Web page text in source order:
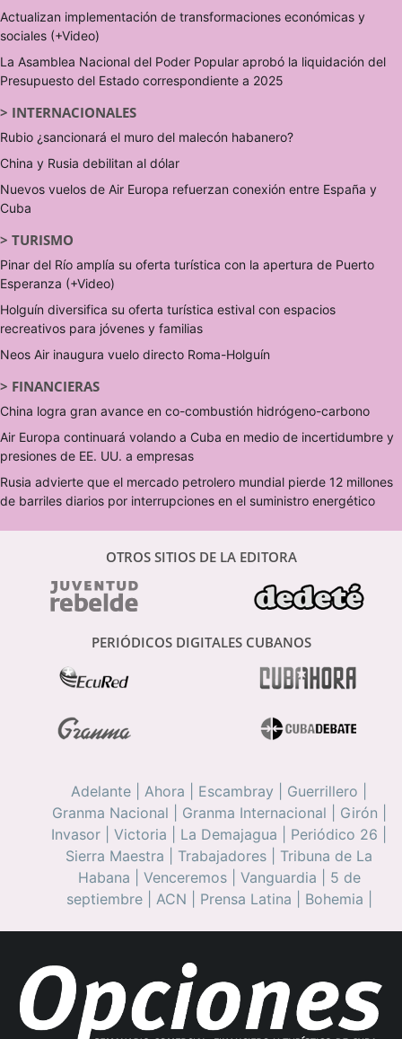
Actualizan implementación de transformaciones económicas y
sociales (+Video)
La Asamblea Nacional del Poder Popular aprobó la liquidación del
Presupuesto del Estado correspondiente a 2025
> INTERNACIONALES
Rubio ¿sancionará el muro del malecón habanero?
China y Rusia debilitan al dólar
Nuevos vuelos de Air Europa refuerzan conexión entre España y
Cuba
> TURISMO
Pinar del Río amplía su oferta turística con la apertura de Puerto
Esperanza (+Video)
Holguín diversifica su oferta turística estival con espacios
recreativos para jóvenes y familias
Neos Air inaugura vuelo directo Roma-Holguín
> FINANCIERAS
China logra gran avance en co-combustión hidrógeno-carbono
Air Europa continuará volando a Cuba en medio de incertidumbre y
presiones de EE. UU. a empresas
Rusia advierte que el mercado petrolero mundial pierde 12 millones
de barriles diarios por interrupciones en el suministro energético
OTROS SITIOS DE LA EDITORA
PERIÓDICOS DIGITALES CUBANOS
Adelante Ahora Escambray Guerrillero
Granma Nacional
Granma Internacional Girón
Invasor
Victoria La Demajagua Periódico 26
Sierra Maestra
Trabajadores
Tribuna de La
Habana
Venceremos| Vanguardia
5 de
septiembre| ACN Prensa Latina Bohemia